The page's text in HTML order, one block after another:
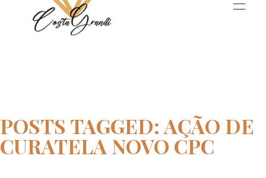
POSTS TAGGED: AÇÃO DE
CURATELA NOVO CPC